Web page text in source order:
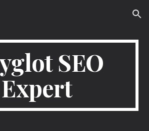
Skip to navigation
SEO
Expert